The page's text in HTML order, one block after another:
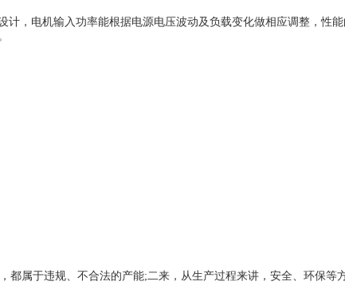
计，电机输入功率能根据电源电压波动及负载变化做相应调整，性
属于违规、不合法的产能;二来，从生产过程来讲，安全、环保等